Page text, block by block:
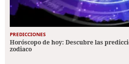
PREDICCIONES
Horóscopo de hoy: Descubre las
zodiaco